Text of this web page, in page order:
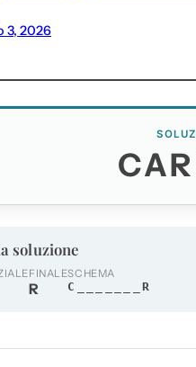
3, 2026
soluzione
FINALE
R
SCHEMA
C_______R